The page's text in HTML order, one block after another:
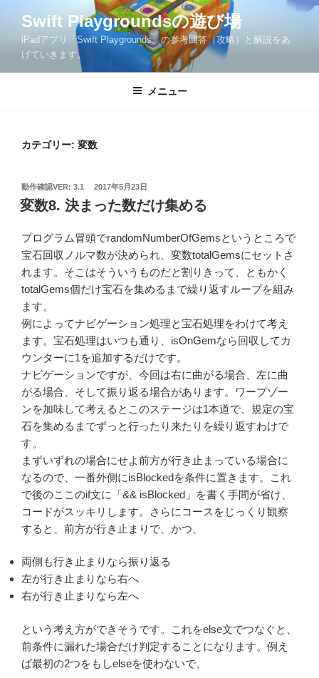
ツ
Swift Playgroundsの遊び場
iPadアプリ「Swift Playgrounds」の参考回答（攻略）と解説をあ
げていきます。
メニュー
カテゴリー: 変数
動作確認VER: 3.1
投
日:
2017年5月23日
変数8. 決まった数だけ集める
プログラム冒頭でrandomNumberOfGemsというところで
宝石回収ノルマ数が決められ、変数totalGemsにセットさ
れます。そこはそういうものだと割りきって、ともかく
totalGems個だけ宝石を集めるまで繰り返すループを組み
ます。
例によってナビゲーション処理と宝石処理をわけて考え
ます。宝石処理はいつも通り、isOnGemなら回収してカ
ウンターに1を追加するだけです。
ナビゲーションですが、今回は右に曲がる場合、左に曲
がる場合、そして振り返る場合があります。ワープゾー
ンを加味して考えるとこのステージは1本道で、規定の宝
石を集めるまでずっと行ったり来たりを繰り返すわけで
す。
まずいずれの場合にせよ前方が行き止まっている場合に
なるので、一番外側にisBlockedを条件に置きます。これ
で後のここのif文に「&& isBlocked」を書く手間が省け、
コードがスッキリします。さらにコースをじっくり観察
すると、前方が行き止まりで、かつ、
両側も行き止まりなら振り返る
左が行き止まりなら右へ
右が行き止まりなら左へ
という考え方ができそうです。これをelse文でつなぐと、
前条件に漏れた場合だけ判定することになります。例え
ば最初の2つをもしelseを使わないで、